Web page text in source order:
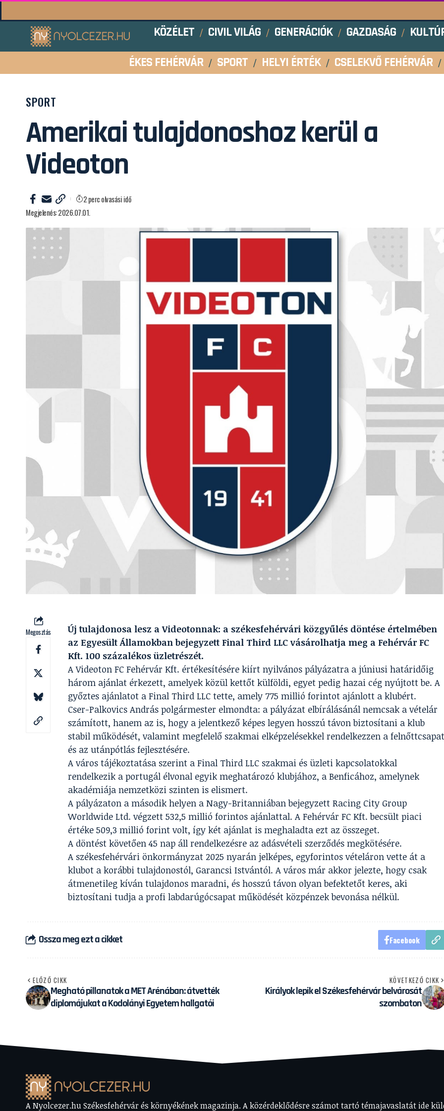
KÖZÉLET CIVIL VILÁG GENERÁCIÓK GAZDASÁG
ÉKES FEHÉRVÁR
SPORT HELYI ÉRTÉK CSELEKVŐ FEHÉRVÁR
SPORT
Amerikai tulajdonoshoz kerül a
Videoton
Megjelenés: 2026.07.01.
2 perc olvasási idő
Megosztás
Új tulajdonosa lesz a Videotonnak: a székesfehérvári közgyűlés döntése értelmében
az Egyesült Államokban bejegyzett Final Third LLC vásárolhatja meg a Fehérvár FC
Kft. 100 százalékos üzletrészét.
A Videoton FC Fehérvár Kft. értékesítésére kiírt nyilvános pályázatra a júniusi határidőig
három ajánlat érkezett, amelyek közül kettőt külföldi, egyet pedig hazai cég nyújtott be. A
győztes ajánlatot a Final Third LLC tette, amely 775 millió forintot ajánlott a klubért.
Cser-Palkovics András polgármester elmondta: a pályázat elbírálásánál nemcsak a vételár
számított, hanem az is, hogy a jelentkező képes legyen hosszú távon biztosítani a klub
stabil működését, valamint megfelelő szakmai elképzelésekkel rendelkezzen a felnőttcsapat
és az utánpótlás fejlesztésére.
A város tájékoztatása szerint a Final Third LLC szakmai és üzleti kapcsolatokkal
rendelkezik a portugál élvonal egyik meghatározó klubjához, a Benficához, amelynek
akadémiája nemzetközi szinten is elismert.
A pályázaton a második helyen a Nagy-Britanniában bejegyzett Racing City Group
Worldwide Ltd. végzett 532,5 millió forintos ajánlattal. A Fehérvár FC Kft. becsült piaci
értéke 509,3 millió forint volt, így két ajánlat is meghaladta ezt az összeget.
A döntést követően 45 nap áll rendelkezésre az adásvételi szerződés megkötésére.
A székesfehérvári önkormányzat 2025 nyarán jelképes, egyforintos vételáron vette át a
klubot a korábbi tulajdonostól, Garancsi Istvántól. A város már akkor jelezte, hogy csak
átmenetileg kíván tulajdonos maradni, és hosszú távon olyan befektetőt keres, aki
biztosítani tudja a profi labdarúgócsapat működését közpénzek bevonása nélkül.
Ossza meg ezt a cikket Facebook
ELŐZŐ CIKK
Megható pillanatok a MET Arénában: átvették
diplomájukat a Kodolányi Egyetem hallgatói
KÖVETKEZŐ CIKK
Királyok lepik el Székesfehérvár belvárosát
szombaton
A Nyolcezer.hu Székesfehérvár és környékének magazinja. A közérdeklődésre számot tartó témajavaslatát ide